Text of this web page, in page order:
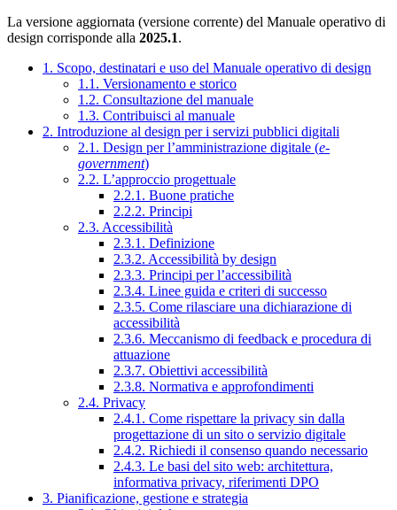
La versione aggiornata (versione corrente) del Manuale operativo di
design corrisponde alla 2025.1.
1. Scopo, destinatari e uso del Manuale operativo di design
1.1. Versionamento e storico
1.2. Consultazione del manuale
1.3. Contribuisci al manuale
2. Introduzione al design per i servizi pubblici digitali
2.1. Design per l’amministrazione digitale (e-
government)
2.2. L’approccio progettuale
2.2.1. Buone pratiche
2.2.2. Principi
2.3. Accessibilità
2.3.1. Definizione
2.3.2. Accessibilità by design
2.3.3. Principi per l’accessibilità
2.3.4. Linee guida e criteri di successo
2.3.5. Come rilasciare una dichiarazione di
accessibilità
2.3.6. Meccanismo di feedback e procedura di
attuazione
2.3.7. Obiettivi accessibilità
2.3.8. Normativa e approfondimenti
2.4. Privacy
2.4.1. Come rispettare la privacy sin dalla
progettazione di un sito o servizio digitale
2.4.2. Richiedi il consenso quando necessario
2.4.3. Le basi del sito web: architettura,
informativa privacy, riferimenti DPO
3. Pianificazione, gestione e strategia